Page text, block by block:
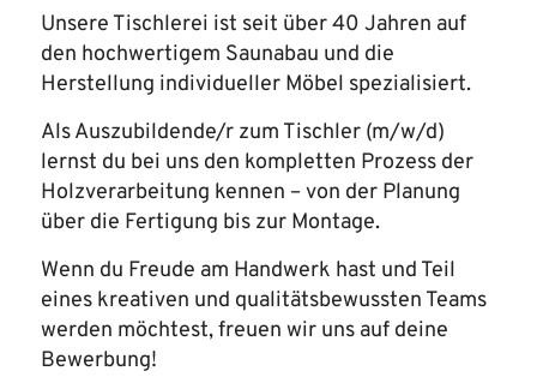
Unsere Tischlerei ist seit über 40 Jahren auf
den hochwertigem Saunabau und die
Herstellung individueller Möbel spezialisiert.
Als Auszubildende/r zum Tischler (m/w/d)
lernst du bei uns den kompletten Prozess der
Holzverarbeitung kennen – von der Planung
über die Fertigung bis zur Montage.
Wenn du Freude am Handwerk hast und Teil
eines kreativen und qualitätsbewussten Teams
werden möchtest, freuen wir uns auf deine
Bewerbung!